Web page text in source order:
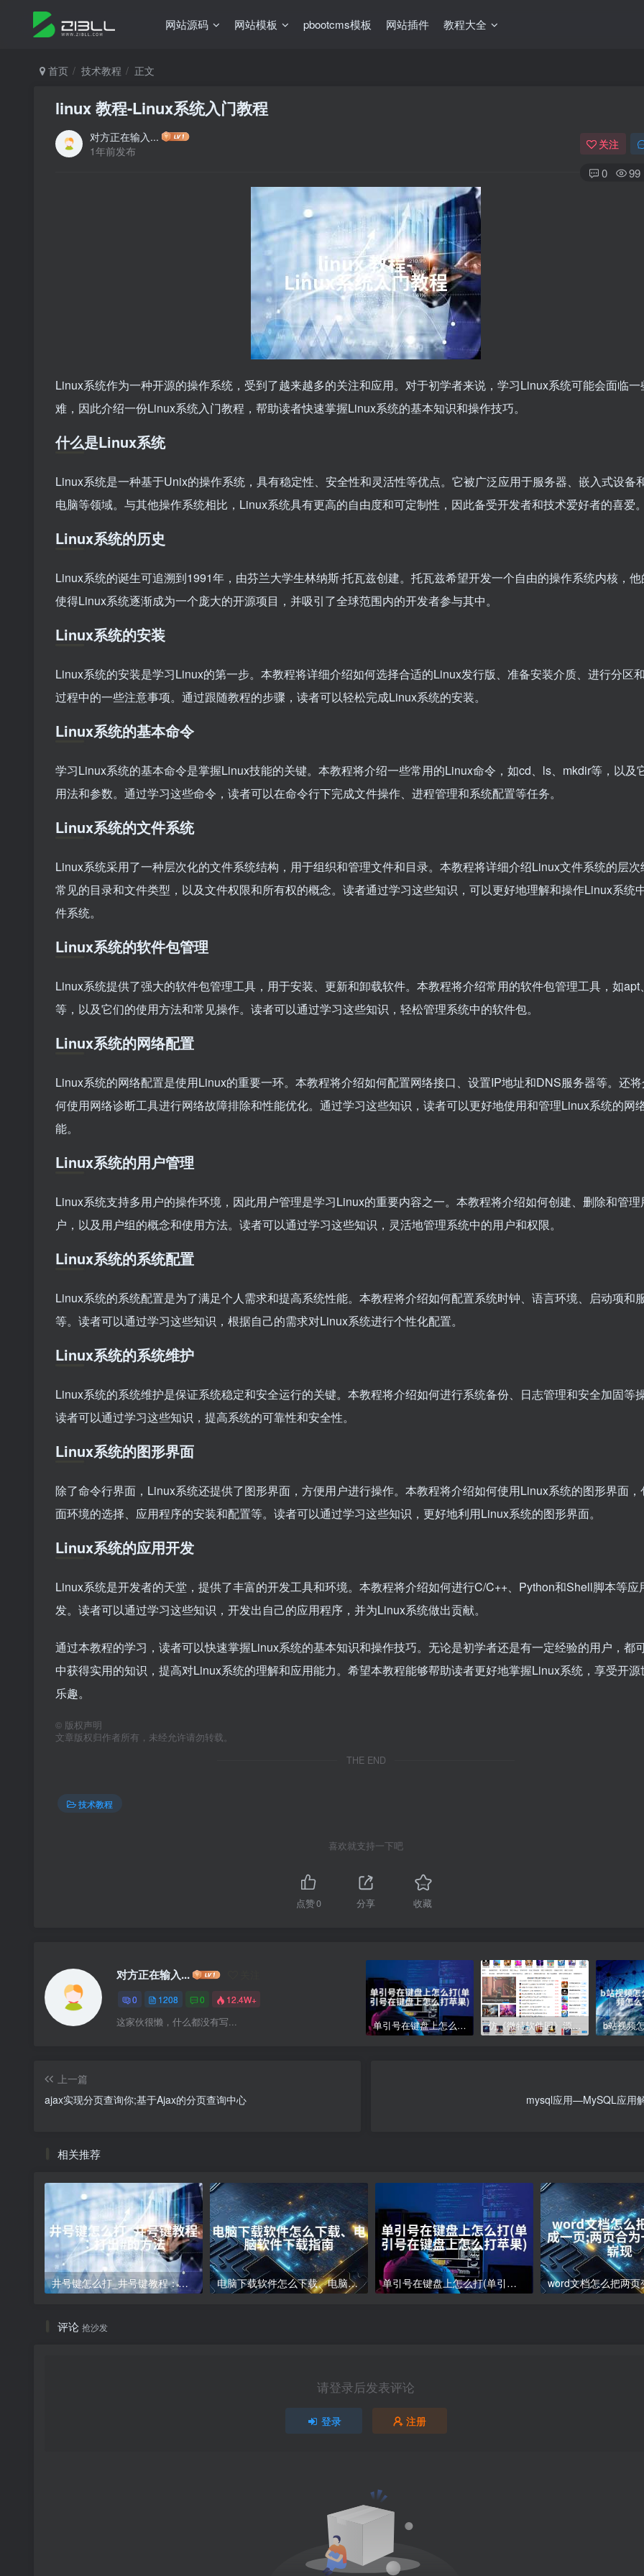
网站源码 网站模板 pbootcms模板 网站插件 教程大全
首页 技术教程 正文
linux 教程-Linux系统入门教程
对方正在输入...
1年前发布
关注
0 99
Linux系统作为一种开源的操作系统，受到了越来越多的关注和应用。对于初学者来说，学习Linux系统可能会面临一
难，因此介绍一份Linux系统入门教程，帮助读者快速掌握Linux系统的基本知识和操作技巧。
什么是Linux系统
Linux系统是一种基于Unix的操作系统，具有稳定性、安全性和灵活性等优点。它被广泛应用于服务器、嵌入式设备
电脑等领域。与其他操作系统相比，Linux系统具有更高的自由度和可定制性，因此备受开发者和技术爱好者的喜爱。
Linux系统的历史
Linux系统的诞生可追溯到1991年，由芬兰大学生林纳斯·托瓦兹创建。托瓦兹希望开发一个自由的操作系统内核，他
使得Linux系统逐渐成为一个庞大的开源项目，并吸引了全球范围内的开发者参与其中。
Linux系统的安装
Linux系统的安装是学习Linux的第一步。本教程将详细介绍如何选择合适的Linux发行版、准备安装介质、进行分区
过程中的一些注意事项。通过跟随教程的步骤，读者可以轻松完成Linux系统的安装。
Linux系统的基本命令
学习Linux系统的基本命令是掌握Linux技能的关键。本教程将介绍一些常用的Linux命令，如cd、ls、mkdir等，以及
用法和参数。通过学习这些命令，读者可以在命令行下完成文件操作、进程管理和系统配置等任务。
Linux系统的文件系统
Linux系统采用了一种层次化的文件系统结构，用于组织和管理文件和目录。本教程将详细介绍Linux文件系统的层次
常见的目录和文件类型，以及文件权限和所有权的概念。读者通过学习这些知识，可以更好地理解和操作Linux系统
件系统。
Linux系统的软件包管理
Linux系统提供了强大的软件包管理工具，用于安装、更新和卸载软件。本教程将介绍常用的软件包管理工具，如apt
等，以及它们的使用方法和常见操作。读者可以通过学习这些知识，轻松管理系统中的软件包。
Linux系统的网络配置
Linux系统的网络配置是使用Linux的重要一环。本教程将介绍如何配置网络接口、设置IP地址和DNS服务器等。还
何使用网络诊断工具进行网络故障排除和性能优化。通过学习这些知识，读者可以更好地使用和管理Linux系统的网
能。
Linux系统的用户管理
Linux系统支持多用户的操作环境，因此用户管理是学习Linux的重要内容之一。本教程将介绍如何创建、删除和管理
户，以及用户组的概念和使用方法。读者可以通过学习这些知识，灵活地管理系统中的用户和权限。
Linux系统的系统配置
Linux系统的系统配置是为了满足个人需求和提高系统性能。本教程将介绍如何配置系统时钟、语言环境、启动项和
等。读者可以通过学习这些知识，根据自己的需求对Linux系统进行个性化配置。
Linux系统的系统维护
Linux系统的系统维护是保证系统稳定和安全运行的关键。本教程将介绍如何进行系统备份、日志管理和安全加固等操
读者可以通过学习这些知识，提高系统的可靠性和安全性。
Linux系统的图形界面
除了命令行界面，Linux系统还提供了图形界面，方便用户进行操作。本教程将介绍如何使用Linux系统的图形界面，
面环境的选择、应用程序的安装和配置等。读者可以通过学习这些知识，更好地利用Linux系统的图形界面。
Linux系统的应用开发
Linux系统是开发者的天堂，提供了丰富的开发工具和环境。本教程将介绍如何进行C/C++、Python和Shell脚本等应
发。读者可以通过学习这些知识，开发出自己的应用程序，并为Linux系统做出贡献。
通过本教程的学习，读者可以快速掌握Linux系统的基本知识和操作技巧。无论是初学者还是有一定经验的用户，都
中获得实用的知识，提高对Linux系统的理解和应用能力。希望本教程能够帮助读者更好地掌握Linux系统，享受开源
乐趣。
© 版权声明
文章版权归作者所有，未经允许请勿转载。
THE END
技术教程
喜欢就支持一下吧
点赞0 分享 收藏
对方正在输入...
0 1208 0 12.4W+
这家伙很懒，什么都没有写... 单引号在键盘上怎么打(单引号在键盘上怎么打苹果)
上一篇
ajax实现分页查询你;基于Ajax的分页查询中心
mysql应用—MySQL应用
相关推荐
井号键怎么打_井号键教程：打出#的方法 电脑下载软件怎么下载、电脑软件下载指南 单引号在键盘上怎么打(单引号在键盘上怎么打苹果)
评论 抢沙发
请登录后发表评论
登录 注册